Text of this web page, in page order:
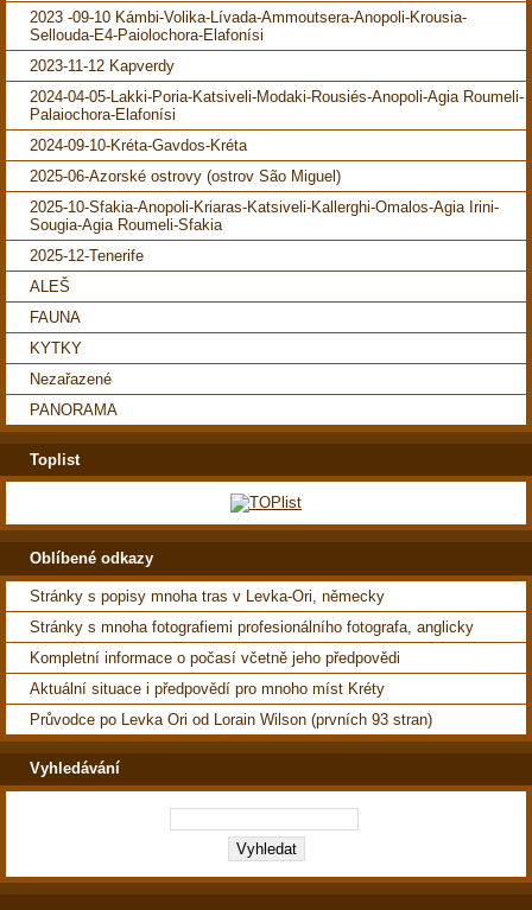
2023 -09-10 Kámbi-Volika-Lívada-Ammoutsera-Anopoli-Krousia-
Sellouda-E4-Paiolochora-Elafonísi
2023-11-12 Kapverdy
2024-04-05-Lakki-Poria-Katsiveli-Modaki-Rousiés-Anopoli-Agia Roumeli-
Palaiochora-Elafonísi
2024-09-10-Kréta-Gavdos-Kréta
2025-06-Azorské ostrovy (ostrov São Miguel)
2025-10-Sfakia-Anopoli-Kriaras-Katsiveli-Kallerghi-Omalos-Agia Irini-
Sougia-Agia Roumeli-Sfakia
2025-12-Tenerife
ALEŠ
FAUNA
KYTKY
Nezařazené
PANORAMA
Toplist
Oblíbené odkazy
Stránky s popisy mnoha tras v Levka-Ori, německy
Stránky s mnoha fotografiemi profesionálního fotografa, anglicky
Kompletní informace o počasí včetně jeho předpovědi
Aktuální situace i předpovědí pro mnoho míst Kréty
Průvodce po Levka Ori od Lorain Wilson (prvních 93 stran)
Vyhledávání